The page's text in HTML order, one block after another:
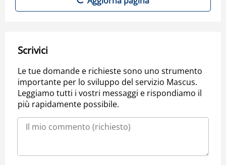
Scrivici
Le tue domande e richieste sono uno strumento
importante per lo sviluppo del servizio Mascus.
Leggiamo tutti i vostri messaggi e rispondiamo il
più rapidamente possibile.